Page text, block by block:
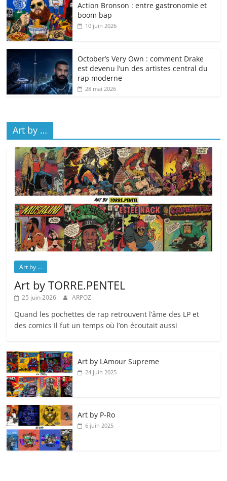
Action Bronson : entre gastronomie et
boom bap
10 juin 2026
October’s Very Own : comment Drake
est devenu l’un des artistes central du
rap moderne
28 mai 2026
Art by …
Art by ...
Art by TORRE.PENTEL
25 juin 2026 ARPOZ
Quand les pochettes de rap retrouvent l’âme des LP et
des comics Il fut un temps où l’on écoutait aussi
Art by LAmour Supreme
24 juin 2025
Art by P‑Ro
6 juin 2025